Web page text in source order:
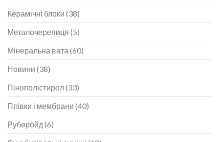
Керамічні блоки (38)
Металочерепиця (5)
Мінеральна вата (60)
Новини (38)
Пінополістирол(33)
Плівки і мембрани (40)
Руберойд (6)